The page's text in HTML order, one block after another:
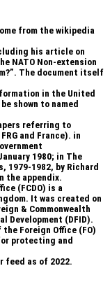
from the wikipedia
his article on
NATO Non-extension
The document itself
in the United
shown to named
referring to
and France). in
1980; in The
1979-1982, by Richard
the appendix.
(FCDO) is a
It was created on
& Commonwealth
Development (DFID).
Foreign Office (FO)
protecting and
feed as of 2022.